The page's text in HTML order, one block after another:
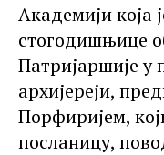
Академији која
стогодишњице
Патријаршије у
архијереји,
Порфиријем,
посланицу,